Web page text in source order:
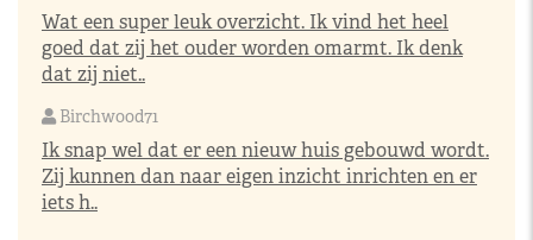
Wat een super leuk overzicht. Ik vind het heel
goed dat zij het ouder worden omarmt. Ik denk
dat zij niet..
Birchwood71
Ik snap wel dat er een nieuw huis gebouwd wordt.
Zij kunnen dan naar eigen inzicht inrichten en er
iets h..